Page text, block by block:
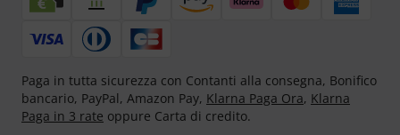
Paga in tutta sicurezza con Contanti alla consegna, Bonifico
bancario, PayPal, Amazon Pay, Klarna Paga Ora, Klarna
Paga in 3 rate oppure Carta di credito.